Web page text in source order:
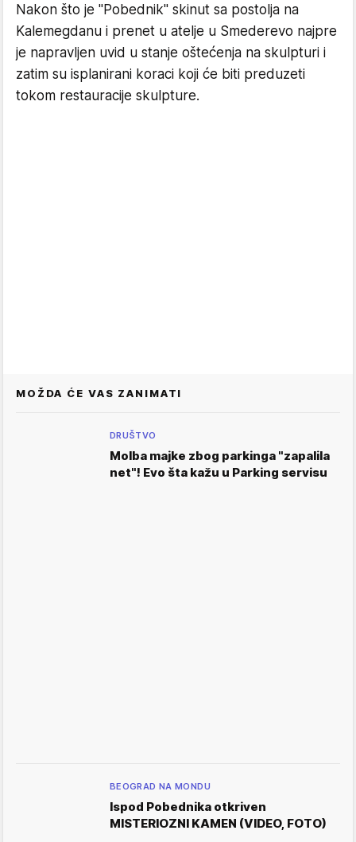
Nakon što je "Pobednik" skinut sa postolja na
Kalemegdanu i prenet u atelje u Smederevo najpre
je napravljen uvid u stanje oštećenja na skulpturi i
zatim su isplanirani koraci koji će biti preduzeti
tokom restauracije skulpture.
MOŽDA ĆE VAS ZANIMATI
DRUŠTVO
Molba majke zbog parkinga "zapalila
net"! Evo šta kažu u Parking servisu
BEOGRAD NA MONDU
Ispod Pobednika otkriven
MISTERIOZNI KAMEN (VIDEO, FOTO)